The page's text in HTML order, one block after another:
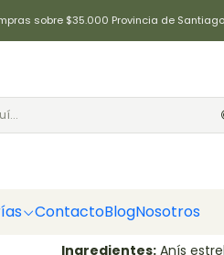
ContactoBlogNosotros
sobre $35.000 Provincia de Santiago
Anís Estrella en polvo 50gr Positiv
DESCRIPCIÓN
Ingredientes:Anís